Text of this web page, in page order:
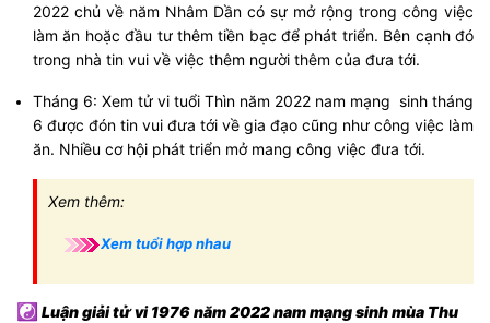
2022 chủ về năm Nhâm Dần có sự mở rộng trong công việc
làm ăn hoặc đầu tư thêm tiền bạc để phát triển. Bên cạnh đó
trong nhà tin vui về việc thêm người thêm của đưa tới.
Tháng 6: Xem tử vi tuổi Thìn năm 2022 nam mạng sinh tháng
6 được đón tin vui đưa tới về gia đạo cũng như công việc làm
ăn. Nhiều cơ hội phát triển mở mang công việc đưa tới.
Xem thêm:
Xem tuổi hợp nhau
☯ Luận giải tử vi 1976 năm 2022 nam mạng sinh mùa Thu